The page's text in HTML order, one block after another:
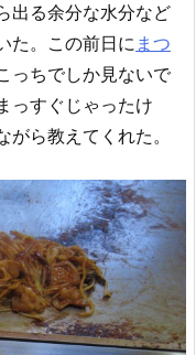
出る余分な水分など
た。この前日に まつ
っちでしか見ないで
っすぐじゃったけ
ら教えてくれた。